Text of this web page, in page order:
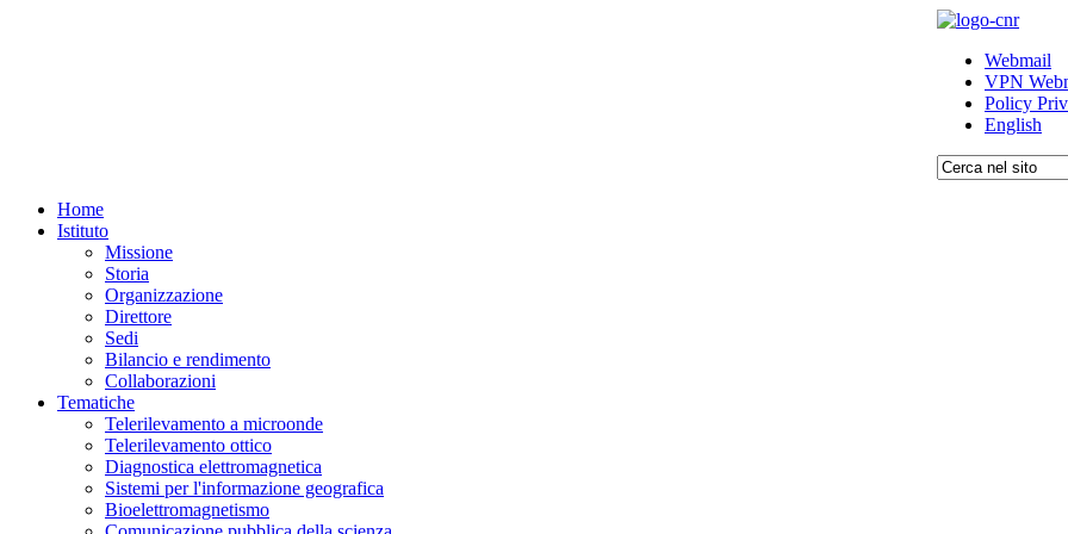
Webmail
VPN
Policy
English
Home
Istituto
Missione
Storia
Organizzazione
Direttore
Sedi
Bilancio e rendimento
Collaborazioni
Tematiche
Telerilevamento a microonde
Telerilevamento ottico
Diagnostica elettromagnetica
Sistemi per l'informazione geografica
Bioelettromagnetismo